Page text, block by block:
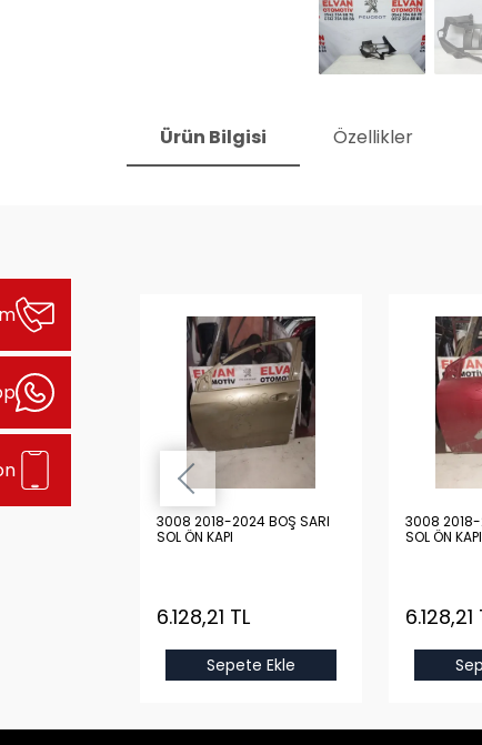
Ürün Bilgisi Özellikler
3008 2018-2024 BOŞ SARI
SOL ÖN KAPI
6.128,21 TL
Sepete Ekle
3008 2018-
SOL ÖN KAPI
6.128,21